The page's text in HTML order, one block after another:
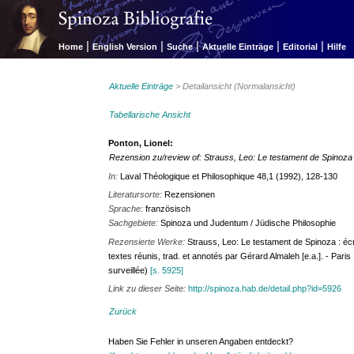
Home | English Version | Suche | Aktuelle Einträge | Editorial | Hilfe
Aktuelle Einträge > Detailansicht (Normalansicht)
Tabellarische Ansicht
Ponton, Lionel:
Rezension zu/review of: Strauss, Leo: Le testament de Spinoza
In:Laval Théologique et Philosophique 48,1 (1992), 128-130
Literatursorte:Rezensionen
Sprache:französisch
Sachgebiete:Spinoza und Judentum / Jüdische Philosophie
Rezensierte Werke:Strauss, Leo: Le testament de Spinoza :
textes réunis, trad. et annotés par Gérard Almaleh [e.a.]. -
surveillée)[s. 5925]
Link zu dieser Seite:http://spinoza.hab.de/detail.php?id=5926
Zurück
Haben Sie Fehler in unseren Angaben entdeckt?